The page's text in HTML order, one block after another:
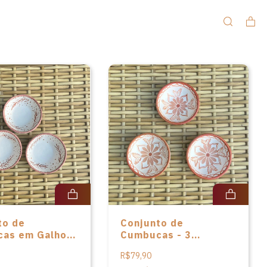
de
em Galho -
Conjunto de
Cumbucas - 3
R$79,90